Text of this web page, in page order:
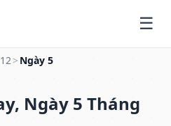
> Ngày 5
Ngày 5 Tháng